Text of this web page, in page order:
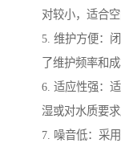
对较小，适合
5. 维护方便：
了维护频率和成
6. 适应性强：
湿或对水质要求
7. 噪音低：采